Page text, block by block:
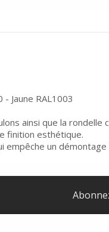
Jaune RAL1003
ainsi que la
finition esthétique.
empêche un